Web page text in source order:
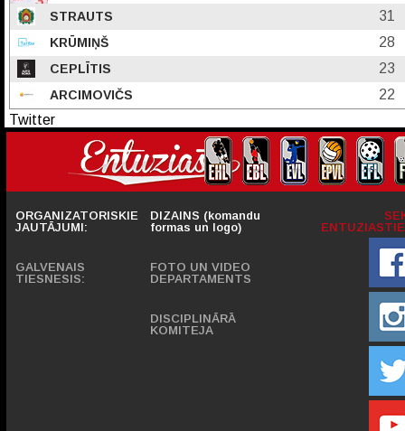
STRAUTS 31
KRŪMIŅŠ 28
CEPLĪTIS 23
ARCIMOVIČS
22
Twitter
ORGANIZATORISKIE
JAUTĀJUMI:
GALVENAIS
TIESNESIS:
DIZAINS (komandu
formas un logo)
FOTO UN VIDEO
DEPARTAMENTS
DISCIPLINĀRĀ
KOMITEJA